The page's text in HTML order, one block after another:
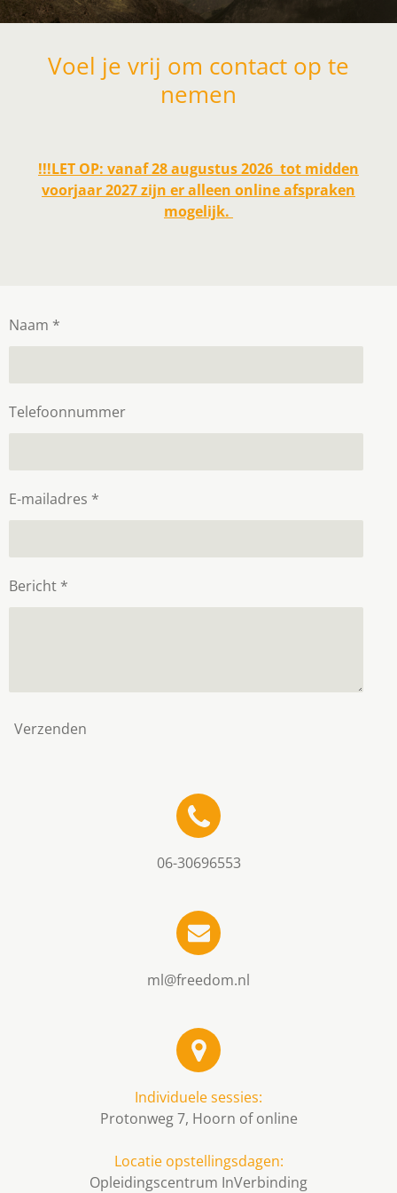
Voel je vrij om contact op te
nemen
!!!LET OP: vanaf 28 augustus 2026 tot midden
voorjaar 2027 zijn er alleen online afspraken
mogelijk.
Naam *
Telefoonnummer
E-mailadres *
Bericht *
Verzenden
06-30696553
ml@freedom.nl
Individuele sessies:
Protonweg 7, Hoorn of online
Locatie opstellingsdagen:
Opleidingscentrum InVerbinding